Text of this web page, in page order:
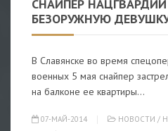
СНАЙПЕР
БЕЗОРУЖНУЮ
В Славянске во время
военных 5 мая снайпер
на балконе ее квартиры...
07-МАЙ-2014 НОВОСТИ /